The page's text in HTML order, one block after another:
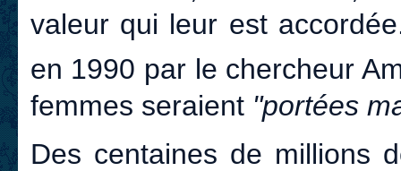
valeur qui leur est
en 1990 par le chercheur
femmes seraient "portées
Des centaines de millions